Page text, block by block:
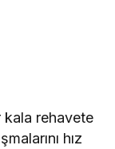
kala rehavete
hız